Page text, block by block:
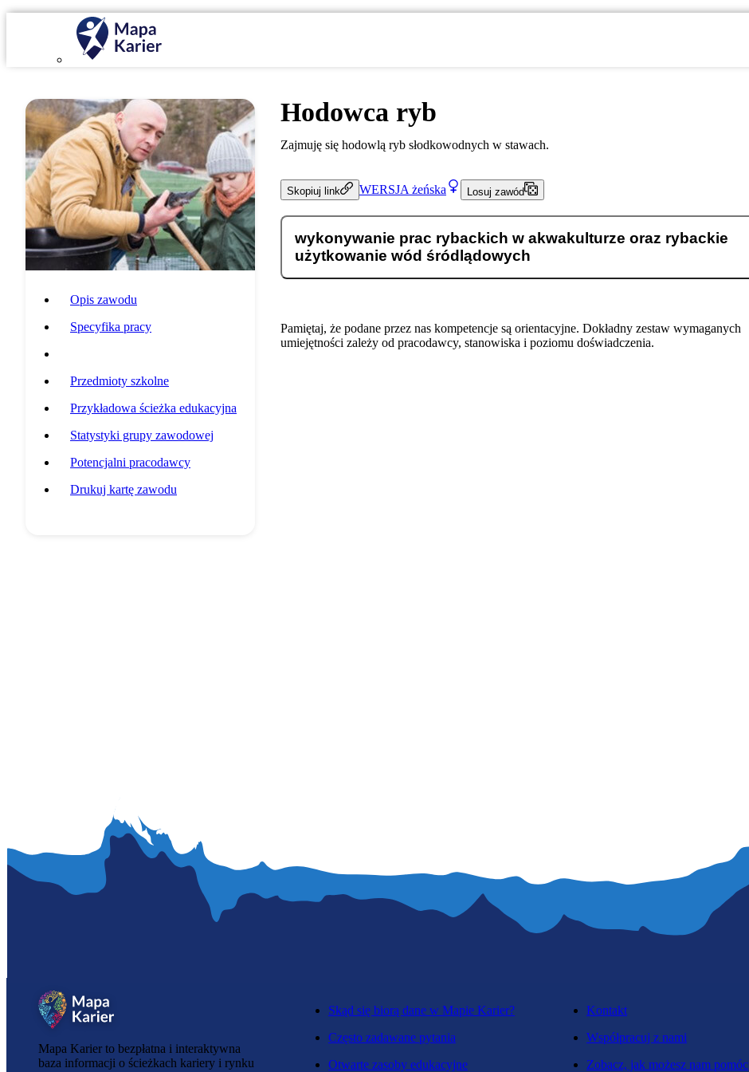
Opis zawodu
Specyfika pracy
Przedmioty szkolne
Przykładowa ścieżka edukacyjna
Statystyki grupy zawodowej
Potencjalni pracodawcy
Drukuj kartę zawodu
Hodowca ryb
Zajmuję się hodowlą ryb słodkowodnych w stawach.
Skopiuj link WERSJA żeńska Losuj zawód
wykonywanie prac rybackich w akwakulturze oraz rybackie
użytkowanie wód śródlądowych
Pamiętaj, że podane przez nas kompetencje są orientacyjne. Dokładny zestaw wymaganych
umiejętności zależy od pracodawcy, stanowiska i poziomu doświadczenia.
Mapa Karier to bezpłatna i interaktywna
baza informacji o ścieżkach kariery i rynku
Skąd się biorą dane w Mapie Karier?
Często zadawane pytania
Otwarte zasoby edukacyjne
Kontakt
Współpracuj z nami
Zobacz, jak możesz nam pomóc